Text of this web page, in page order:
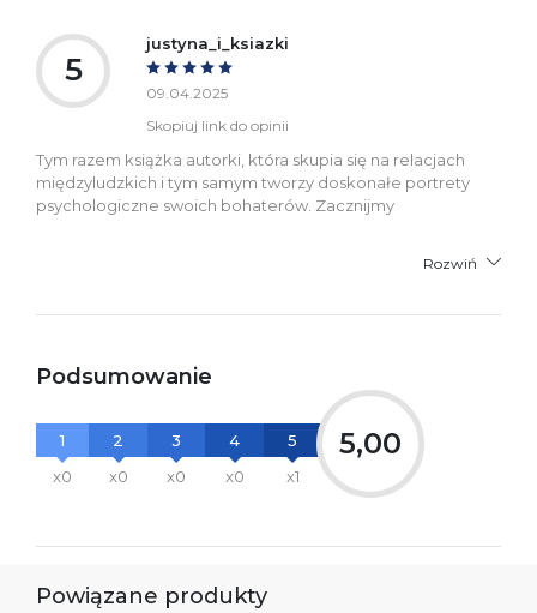
5
justyna_i_ksiazki
09.04.2025
Skopiuj link do opinii
Tym razem książka autorki, która skupia się na relacjach
międzyludzkich i tym samym tworzy doskonałe portrety
psychologiczne swoich bohaterów. Zacznijmy
Rozwiń
Podsumowanie
1
x0
2
x0
3
x0
4
x0
5
x1
5,00
Powiązane produkty